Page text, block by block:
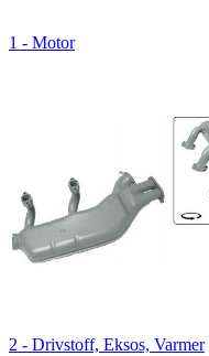
1 - Motor
2 - Drivstoff, Eksos, Varmer